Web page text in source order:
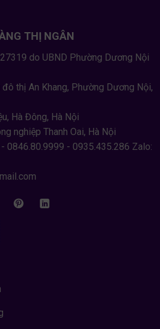
THỊ NGÂN
do UBND Phường Dương Nội
thị An Khang, Phường Dương Nội,
Hà Đông, Hà Nội
nghiệp Thanh Oai, Hà Nội
0846.80.9999 - 0935.435.286 Zalo: